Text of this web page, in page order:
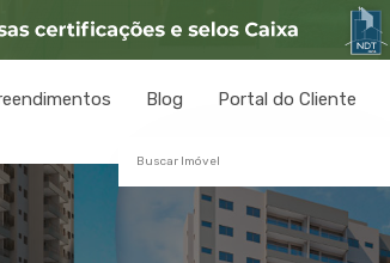
Blog Portal do Cliente
Buscar Imóvel